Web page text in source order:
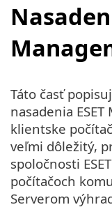
Táto časť
nasadenia
klientske
veľmi dôležitý,
spoločnosti
počítačoch
Serverom